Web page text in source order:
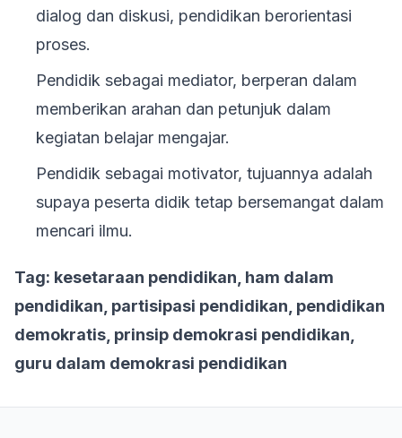
dialog dan diskusi, pendidikan berorientasi
proses.
Pendidik sebagai mediator, berperan dalam
memberikan arahan dan petunjuk dalam
kegiatan belajar mengajar.
Pendidik sebagai motivator, tujuannya adalah
supaya peserta didik tetap bersemangat dalam
mencari ilmu.
Tag: kesetaraan pendidikan, ham dalam
pendidikan, partisipasi pendidikan, pendidikan
demokratis, prinsip demokrasi pendidikan,
guru dalam demokrasi pendidikan